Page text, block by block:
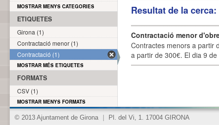
Resultat de la
Contractació menor
Contractes menors a partir
a partir de 300€. El dia 9
MOSTRAR MENYS CATEGORIES
ETIQUETES
Girona (1)
Contractació menor (1)
Contractació (1)
MOSTRAR MÉS ETIQUETES
FORMATS
CSV (1)
MOSTRAR MENYS FORMATS
© 2013 Ajuntament de Girona Pl. del Vi, 1. 17004 GIRONA